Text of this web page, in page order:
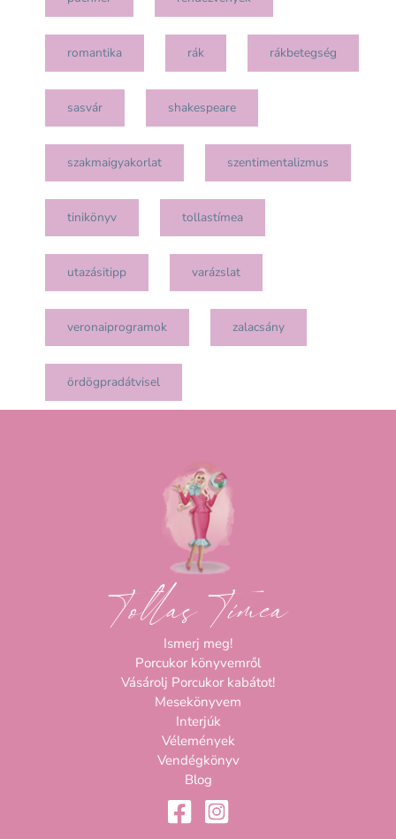
romantika rák rákbetegség
sasvár shakespeare
szakmaigyakorlat szentimentalizmus
tinikönyv tollastímea
utazásitipp varázslat
veronaiprogramok zalacsány
ördögpradátvisel
Tollas Tímea
Ismerj meg!
Porcukor könyvemről
Vásárolj Porcukor kabátot!
Mesekönyvem
Interjúk
Vélemények
Vendégkönyv
Blog